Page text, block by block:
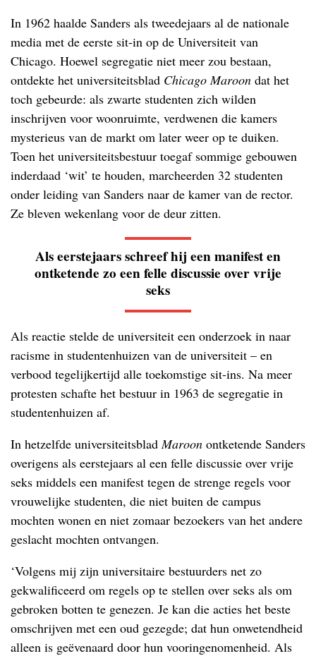
In 1962 haalde Sanders als tweedejaars al de nationale
media met de eerste sit-in op de Universiteit van
Chicago. Hoewel segregatie niet meer zou bestaan,
ontdekte het universiteitsblad Chicago Maroon dat het
toch gebeurde: als zwarte studenten zich wilden
inschrijven voor woonruimte, verdwenen die kamers
mysterieus van de markt om later weer op te duiken.
Toen het universiteitsbestuur toegaf sommige gebouwen
inderdaad ‘wit’ te houden, marcheerden 32 studenten
onder leiding van Sanders naar de kamer van de rector.
Ze bleven wekenlang voor de deur zitten.
Als eerstejaars schreef hij een manifest en
ontketende zo een felle discussie over vrije
seks
Als reactie stelde de universiteit een onderzoek in naar
racisme in studentenhuizen van de universiteit – en
verbood tegelijkertijd alle toekomstige sit-ins. Na meer
protesten schafte het bestuur in 1963 de segregatie in
studentenhuizen af.
In hetzelfde universiteitsblad Maroon ontketende Sanders
overigens als eerstejaars al een felle discussie over vrije
seks middels een manifest tegen de strenge regels voor
vrouwelijke studenten, die niet buiten de campus
mochten wonen en niet zomaar bezoekers van het andere
geslacht mochten ontvangen.
‘Volgens mij zijn universitaire bestuurders net zo
gekwalificeerd om regels op te stellen over seks als om
gebroken botten te genezen. Je kan die acties het beste
omschrijven met een oud gezegde; dat hun onwetendheid
alleen is geëvenaard door hun vooringenomenheid. Als